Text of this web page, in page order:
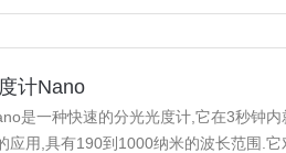
计Nano
是一种快速的分光光度计,它在3秒钟
用,具有190到1000纳米的波长范围.它